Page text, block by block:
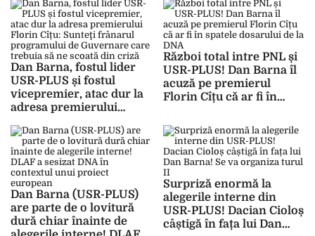
Parlament
Dan Barna, fostul lider
USR-PLUS și fostul
vicepremier, atac dur la
adresa premierului
frânarul programului de
Guvernare care trebuia
să ne scoată din criză
Război total intre PNL și
USR-PLUS! Dan Barna îl
acuză pe premierul
Florin Cîțu că ar fi în
DNA
Dan Barna (USR-PLUS)
are parte de o lovitură
dură chiar înainte de
Surpriză enormă la
alegerile interne din
USR-PLUS! Dacian Cioloș
câștigă în fața lui Dan